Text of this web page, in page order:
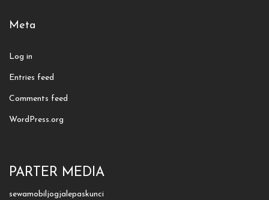
Meta
Log in
Entries feed
Comments feed
WordPress.org
PARTER MEDIA
sewamobiljogjalepaskunci